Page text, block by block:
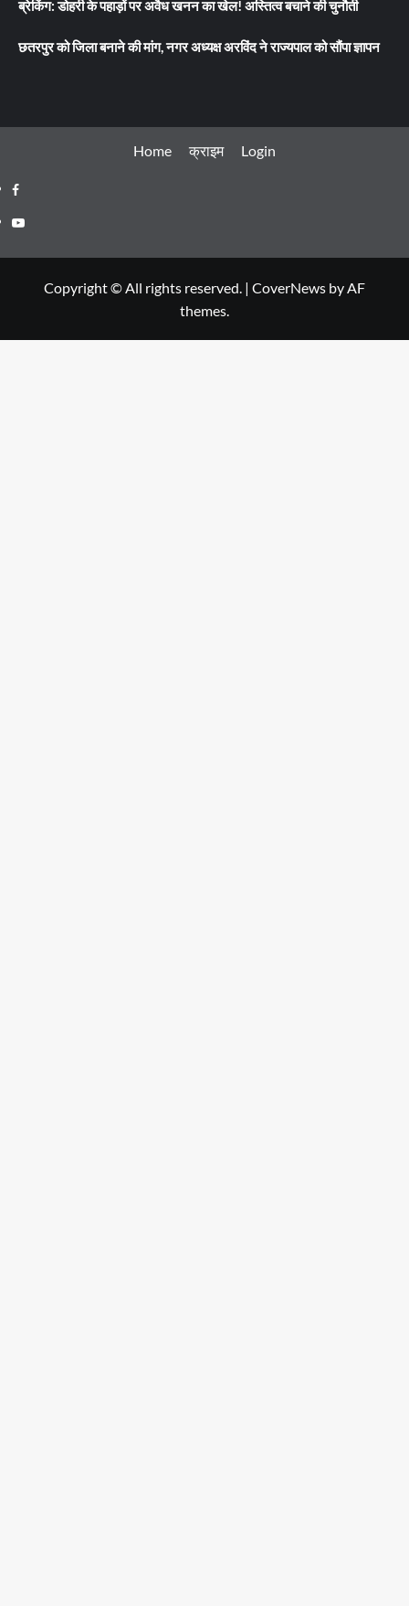
ब्रेकिंग: डोहरी के पहाड़ों पर अवैध खनन का खेल! अस्तित्व बचाने की चुनौती
छतरपुर को जिला बनाने की मांग, नगर अध्यक्ष अरविंद ने राज्यपाल को सौंपा ज्ञापन
Home क्राइम Login
Facebook
Youtube
Copyright © All rights reserved. | CoverNews by AF
themes.